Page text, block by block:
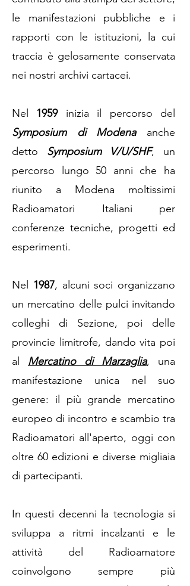
le manifestazioni pubbliche e i
rapporti con le istituzioni, la cui
traccia è gelosamente conservata
nei nostri archivi cartacei.
Nel 1959inizia il percorso del
Symposium di Modenaanche
detto Symposium V/U/SHF, un
percorso lungo 50 anni che ha
riunito a Modena moltissimi
Radioamatori Italiani per
conferenze tecniche, progetti ed
esperimenti.
Nel 1987, alcuni soci organizzano
un mercatino delle pulci invitando
colleghi di Sezione, poi delle
provincie limitrofe, dando vita poi
al Mercatino di Marzaglia, una
manifestazione unica nel suo
genere: il più grande mercatino
europeo di incontro e scambio tra
Radioamatori all'aperto, oggi con
oltre 60 edizioni e diverse migliaia
di partecipanti.
In questi decenni la tecnologia si
sviluppa a ritmi incalzanti e le
attività del Radioamatore
coinvolgono sempre più